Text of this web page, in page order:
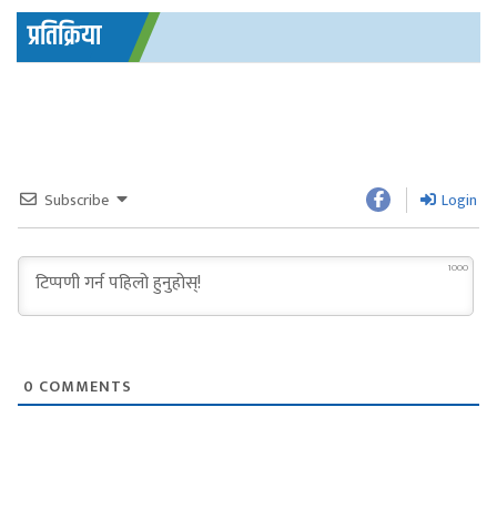
प्रतिक्रिया
Subscribe Login
1000
0 COMMENTS